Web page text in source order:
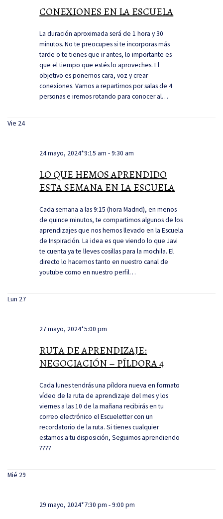
CONEXIONES EN LA ESCUELA
La duración aproximada será de 1 hora y 30
minutos. No te preocupes si te incorporas más
tarde o te tienes que ir antes, lo importante es
que el tiempo que estés lo aproveches. El
objetivo es ponernos cara, voz y crear
conexiones. Vamos a repartirnos por salas de 4
personas e iremos rotando para conocer al…
Vie 24
24 mayo, 2024*9:15 am -9:30 am
LO QUE HEMOS APRENDIDO
ESTA SEMANA EN LA ESCUELA
Cada semana a las 9:15 (hora Madrid), en menos
de quince minutos, te compartimos algunos de los
aprendizajes que nos hemos llevado en la Escuela
de Inspiración. La idea es que viendo lo que Javi
te cuenta ya te lleves cosillas para la mochila. El
directo lo hacemos tanto en nuestro canal de
youtube como en nuestro perfil…
Lun 27
27 mayo, 2024*5:00 pm
RUTA DE APRENDIZAJE:
NEGOCIACIÓN – PÍLDORA 4
Cada lunes tendrás una píldora nueva en formato
vídeo de la ruta de aprendizaje del mes y los
viernes a las 10 de la mañana recibirás en tu
correo electrónico el Escueletter con un
recordatorio de la ruta. Si tienes cualquier
estamos a tu disposición, Seguimos aprendiendo
????
Mié 29
29 mayo, 2024*7:30 pm -9:00 pm